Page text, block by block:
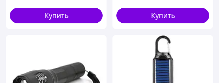
Купить
Купить